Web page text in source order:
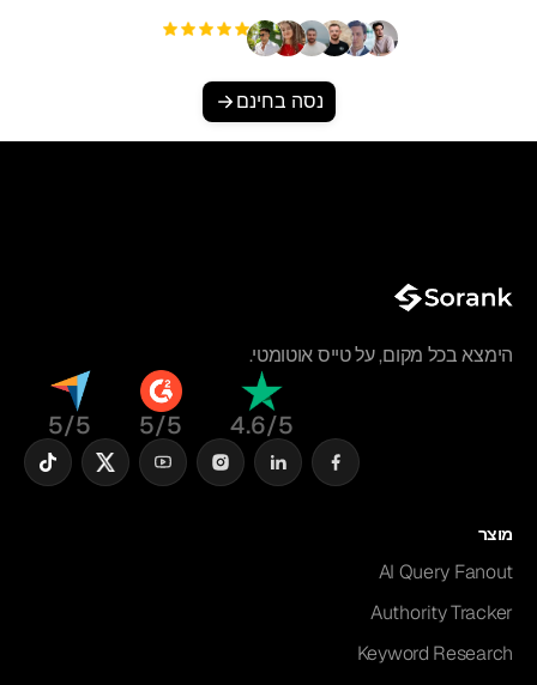
+3'000
נסה בחינם
הימצא בכל מקום, על טייס אוטומטי.
4.6/5
5/5
5/5
מוצר
AI Query Fanout
Authority Tracker
Keyword Research